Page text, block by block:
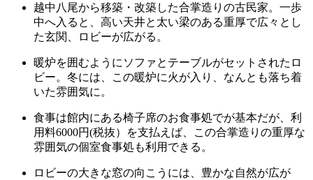
越中八尾から移築・改築した合掌造りの古民家。一歩
中へ入ると、高い天井と太い梁のある重厚で広々とし
た玄関、ロビーが広がる。
暖炉を囲むようにソファとテーブルがセットされたロ
ビー。冬には、この暖炉に火が入り、なんとも落ち着
いた雰囲気に。
食事は館内にある椅子席のお食事処でが基本だが、利
用料6000円(税抜）を支払えば、この合掌造りの重厚な
雰囲気の個室食事処も利用できる。
ロビーの大きな窓の向こうには、豊かな自然が広が